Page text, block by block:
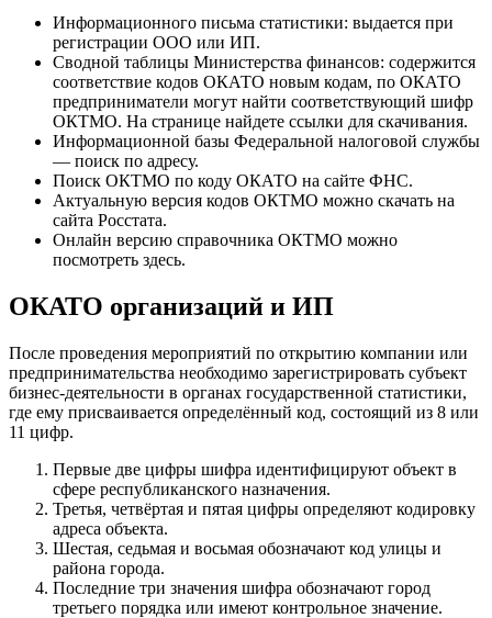
Информационного письма статистики: выдается при
регистрации ООО или ИП.
Сводной таблицы Министерства финансов: содержится
соответствие кодов ОКАТО новым кодам, по ОКАТО
предприниматели могут найти соответствующий шифр
ОКТМО. На странице найдете ссылки для скачивания.
Информационной базы Федеральной налоговой службы
— поиск по адресу.
Поиск ОКТМО по коду ОКАТО на сайте ФНС.
Актуальную версия кодов ОКТМО можно скачать на
сайта Росстата.
Онлайн версию справочника ОКТМО можно
посмотреть здесь.
ОКАТО организаций и ИП
После проведения мероприятий по открытию компании или
предпринимательства необходимо зарегистрировать субъект
бизнес-деятельности в органах государственной статистики,
где ему присваивается определённый код, состоящий из 8 или
11 цифр.
Первые две цифры шифра идентифицируют объект в
сфере республиканского назначения.
Третья, четвёртая и пятая цифры определяют кодировку
адреса объекта.
Шестая, седьмая и восьмая обозначают код улицы и
района города.
Последние три значения шифра обозначают город
третьего порядка или имеют контрольное значение.